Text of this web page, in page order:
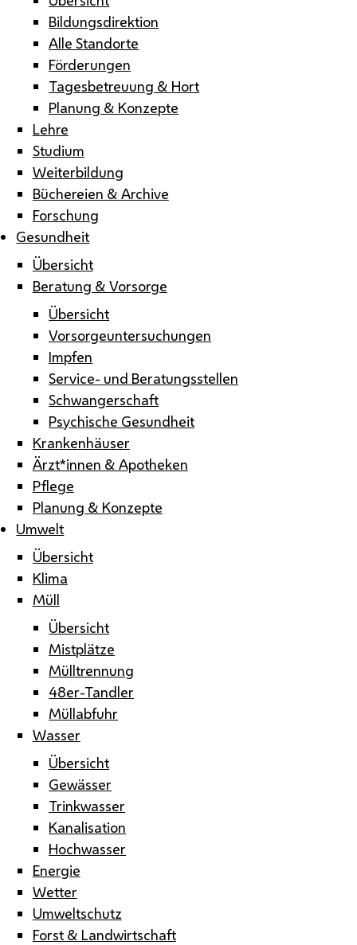
Bildungsdirektion
Alle Standorte
Förderungen
Tagesbetreuung & Hort
Planung & Konzepte
Lehre
Studium
Weiterbildung
Büchereien & Archive
Forschung
Gesundheit
Übersicht
Beratung & Vorsorge
Übersicht
Vorsorgeuntersuchungen
Impfen
Service- und Beratungsstellen
Schwangerschaft
Psychische Gesundheit
Krankenhäuser
Ärzt*innen & Apotheken
Pflege
Planung & Konzepte
Umwelt
Übersicht
Klima
Müll
Übersicht
Mistplätze
Mülltrennung
48er-Tandler
Müllabfuhr
Wasser
Übersicht
Gewässer
Trinkwasser
Kanalisation
Hochwasser
Energie
Wetter
Umweltschutz
Forst & Landwirtschaft